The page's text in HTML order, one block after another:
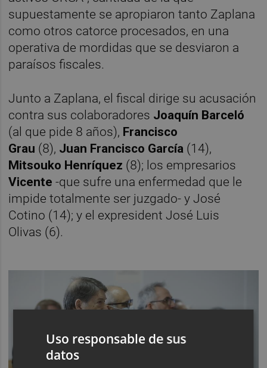
supuestamente se apropiaron tanto Zaplana
como otros catorce procesados, en una
operativa de mordidas que se desviaron a
paraísos fiscales.
Junto a Zaplana, el fiscal dirige su acusación
contra sus colaboradores Joaquín Barceló
(al que pide 8 años), Francisco
Grau (8), Juan Francisco García (14),
Mitsouko Henríquez (8); los empresarios
Vicente -que sufre una enfermedad que le
impide totalmente ser juzgado- y José
Cotino (14); y el expresident José Luis
Olivas (6).
Uso responsable de sus
datos